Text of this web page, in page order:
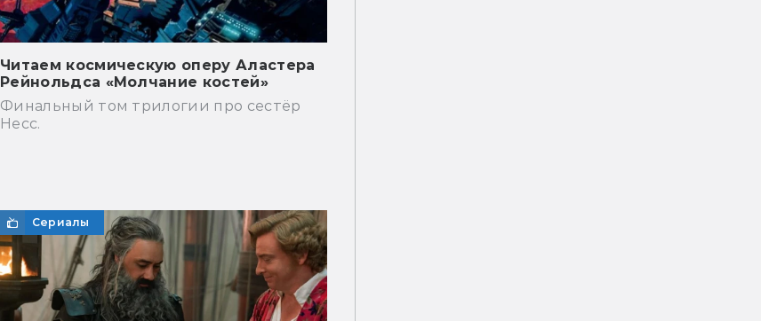
Читаем космическую оперу Аластера
Рейнольдса «Молчание костей»
Финальный том трилогии про сестёр
Несс.
Сериалы